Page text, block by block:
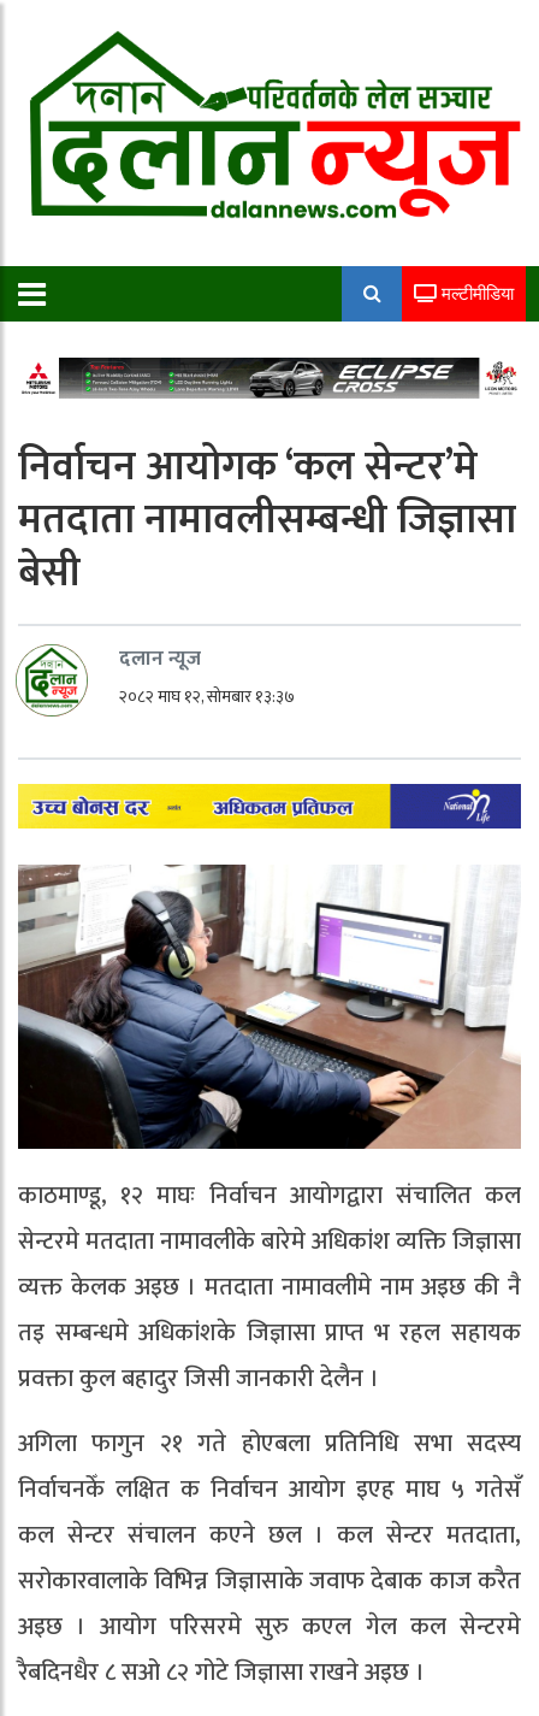
मल्टीमीडिया
निर्वाचन आयोगक ‘कल सेन्टर’मे
मतदाता नामावलीसम्बन्धी जिज्ञासा
बेसी
दलान न्यूज
२०८२ माघ १२, सोमबार १३:३७
काठमाण्डू, १२ माघः निर्वाचन आयोगद्वारा संचालित कल
सेन्टरमे मतदाता नामावलीके बारेमे अधिकांश व्यक्ति जिज्ञासा
व्यक्त केलक अइछ । मतदाता नामावलीमे नाम अइछ की नै
तइ सम्बन्धमे अधिकांशके जिज्ञासा प्राप्त भ रहल सहायक
प्रवक्ता कुल बहादुर जिसी जानकारी देलैन ।
अगिला फागुन २१ गते होएबला प्रतिनिधि सभा सदस्य
निर्वाचनकेँ लक्षित क निर्वाचन आयोग इएह माघ ५ गतेसँ
कल सेन्टर संचालन कएने छल । कल सेन्टर मतदाता,
सरोकारवालाके विभिन्न जिज्ञासाके जवाफ देबाक काज करैत
अइछ । आयोग परिसरमे सुरु कएल गेल कल सेन्टरमे
रैबदिनधैर ८ सओ ८२ गोटे जिज्ञासा राखने अइछ ।